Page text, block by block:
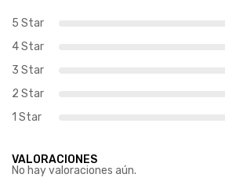
5 Star
4 Star
3 Star
2 Star
1 Star
VALORACIONES
No hay valoraciones aún.